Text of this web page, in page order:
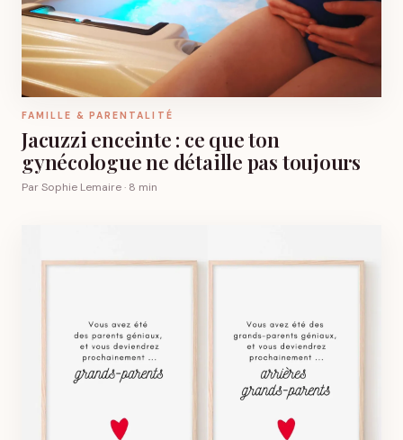
FAMILLE & PARENTALITÉ
Jacuzzi enceinte : ce que ton
gynécologue ne détaille pas toujours
Par Sophie Lemaire · 8 min